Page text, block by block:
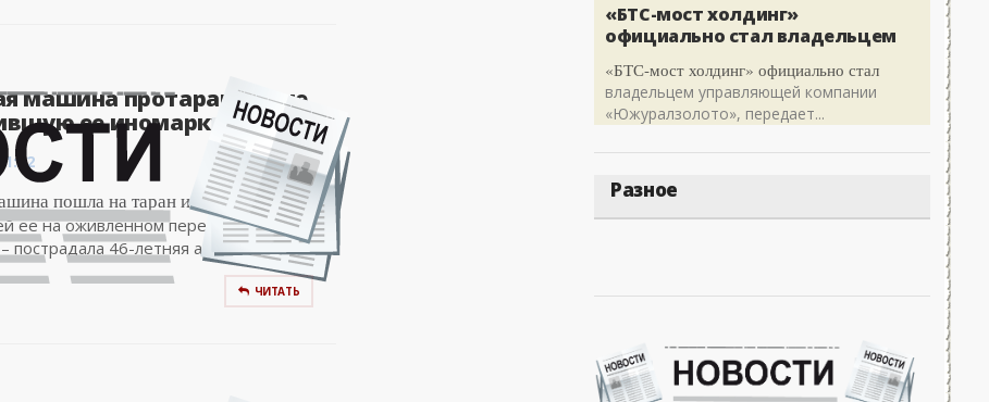
машина протаранила не
ее иномарку в..
пошла на таран иномарки, не
ее на оживленном перекрестке в
пострадала 46-летняя автоледи,...
ЧИТАТЬ
«БТС-мост холдинг»
официально стал владельцем
«БТС-мост холдинг» официально стал
владельцем управляющей компании
«Южуралзолото», передает...
Разное